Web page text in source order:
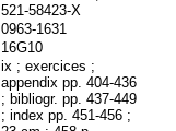
521-58423-X
0963-1631
16G10
ix ; exercices ;
appendix pp. 404-436
; bibliogr. pp. 437-449
; index pp. 451-456 ;